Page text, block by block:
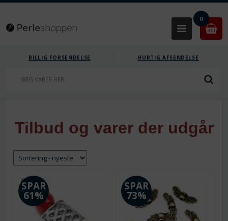
0
BILLIG FORSENDELSE HURTIG AFSENDELSE
Tilbud og varer der udgår
SPAR
61%
SPAR
73%